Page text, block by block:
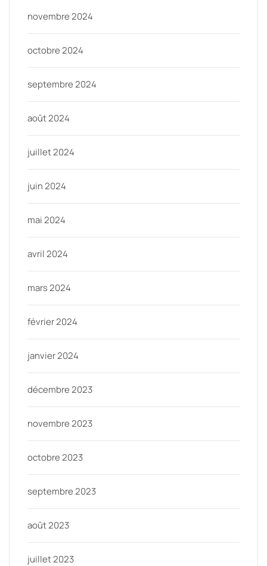
novembre 2024
octobre 2024
septembre 2024
août 2024
juillet 2024
juin 2024
mai 2024
avril 2024
mars 2024
février 2024
janvier 2024
décembre 2023
novembre 2023
octobre 2023
septembre 2023
août 2023
juillet 2023